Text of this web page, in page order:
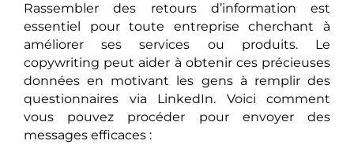
Rassembler des retours d’information est
essentiel pour toute entreprise cherchant à
améliorer ses services ou produits. Le
copywriting peut aider à obtenir ces précieuses
données en motivant les gens à remplir des
questionnaires via LinkedIn. Voici comment
vous pouvez procéder pour envoyer des
messages efficaces :